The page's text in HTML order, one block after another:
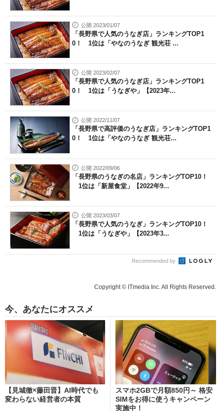
公開 2023/01/07
「長野県で人気のうなぎ店」ランキングTOP1
0！ 1位は「やなのうなぎ 観光荘 ...
公開 2023/02/07
「長野県で人気のうなぎ店」ランキングTOP1
0！ 1位は「うなぎや」【2023年...
公開 2022/11/07
「長野県で高評価のうなぎ店」ランキングTOP1
0！ 1位は「やなのうなぎ 観光荘...
公開 2022/09/06
「長野県のうなぎの名店」ランキングTOP10！
1位は「新屋食堂」【2022年9...
公開 2023/03/07
「長野県で人気のうなぎ」ランキングTOP10！
1位は「うなぎや」【2023年3...
Recommended by
Copyright © ITmedia Inc. All Rights Reserved.
今、あなたにオススメ
【見城徹×藤田晋】AI時代でも
変わらない経営者の本質
スマホ2GBで月額850円～ 格安
SIMをお得に使うキャンペーン
実施中！